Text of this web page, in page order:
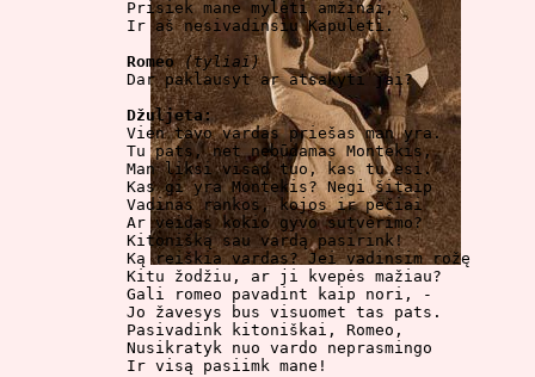
Prisiek mane mylėti amžinai,
Ir aš nesivadinsiu Kapuleti.
Romeo
(tyliai)
Dar paklausyt ar atsakyti jai?
Džuljeta:
Vien tavo vardas priešas man yra.
Tu pats, net nebūdamas Montekis,
Man liksi visad tuo, kas tu esi.
Kas gi yra Montekis? Negi šitaip
Vadinas rankos, kojos ir pečiai
Ar veidas kokio gyvo sutvėrimo?
Kitonišką sau vardą pasirink!
Ką reiškia vardas? Jei vadinsim rožę
Kitu žodžiu, ar ji kvepės mažiau?
Gali romeo pavadint kaip nori, -
Jo žavesys bus visuomet tas pats.
Pasivadink kitoniškai, Romeo,
Nusikratyk nuo vardo neprasmingo
Ir visą pasiimk mane!